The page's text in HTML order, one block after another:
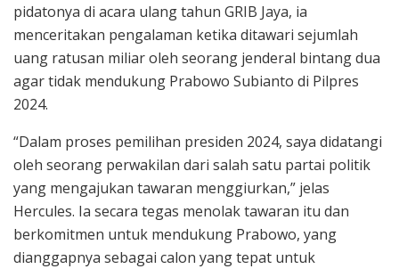
pidatonya di acara ulang tahun GRIB Jaya, ia
menceritakan pengalaman ketika ditawari sejumlah
uang ratusan miliar oleh seorang jenderal bintang dua
agar tidak mendukung Prabowo Subianto di Pilpres
2024.
“Dalam proses pemilihan presiden 2024, saya didatangi
oleh seorang perwakilan dari salah satu partai politik
yang mengajukan tawaran menggiurkan,” jelas
Hercules. Ia secara tegas menolak tawaran itu dan
berkomitmen untuk mendukung Prabowo, yang
dianggapnya sebagai calon yang tepat untuk